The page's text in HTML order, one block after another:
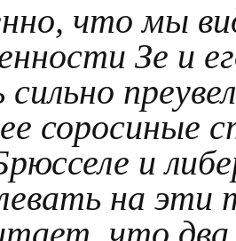
что мы
Зе и
сильно
соросиные
и
на эти